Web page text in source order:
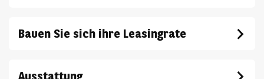
Bauen Sie sich ihre Leasingrate
Ausstattung